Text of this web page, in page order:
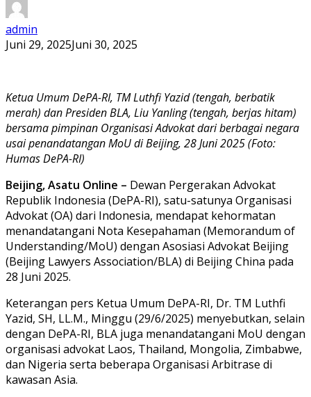
admin
Juni 29, 2025Juni 30, 2025
Ketua Umum DePA-RI, TM Luthfi Yazid (tengah, berbatik
merah) dan Presiden BLA, Liu Yanling (tengah, berjas hitam)
bersama pimpinan Organisasi Advokat dari berbagai negara
usai penandatangan MoU di Beijing, 28 Juni 2025 (Foto:
Humas DePA-RI)
Beijing, Asatu Online – Dewan Pergerakan Advokat
Republik Indonesia (DePA-RI), satu-satunya Organisasi
Advokat (OA) dari Indonesia, mendapat kehormatan
menandatangani Nota Kesepahaman (Memorandum of
Understanding/MoU) dengan Asosiasi Advokat Beijing
(Beijing Lawyers Association/BLA) di Beijing China pada
28 Juni 2025.
Keterangan pers Ketua Umum DePA-RI, Dr. TM Luthfi
Yazid, SH, LL.M., Minggu (29/6/2025) menyebutkan, selain
dengan DePA-RI, BLA juga menandatangani MoU dengan
organisasi advokat Laos, Thailand, Mongolia, Zimbabwe,
dan Nigeria serta beberapa Organisasi Arbitrase di
kawasan Asia.